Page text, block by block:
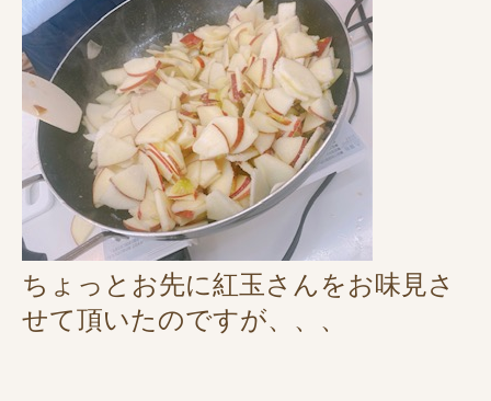
ちょっとお先に紅玉さんをお味見さ
せて頂いたのですが、、、